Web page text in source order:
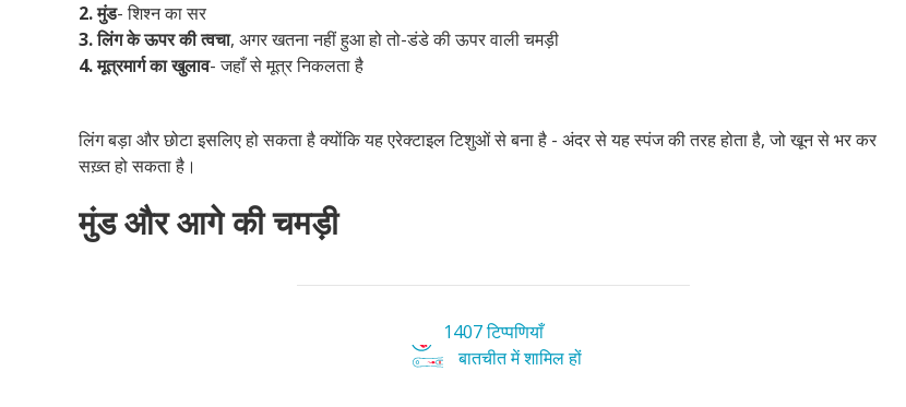
2.मुंड- शिश्न का सर
3. लिंग के ऊपर की त्वचा, अगर खतना नहीं हुआ हो तो-डंडे की ऊपर वाली चमड़ी
4. मूत्रमार्ग का खुलाव- जहाँ से मूत्र निकलता है
लिंग बड़ा और छोटा इसलिए हो सकता है क्योंकि यह एरेक्टाइल टिशुओं से बना है - अंदर से यह स्पंज की तरह होता है, जो खून से भर कर
सख़्त हो सकता है।
मुंड और आगे की चमड़ी
1407 टिप्पणियाँ
बातचीत में शामिल हों